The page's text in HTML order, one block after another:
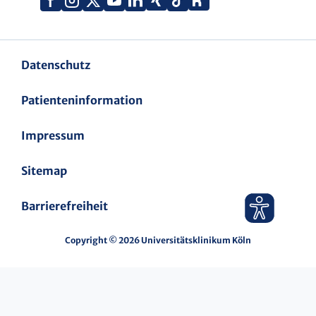
Datenschutz
Patienteninformation
Impressum
Sitemap
Barrierefreiheit
Copyright © 2026 Universitätsklinikum Köln